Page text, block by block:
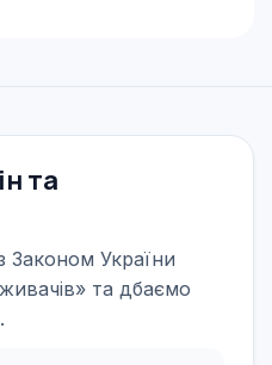
та
Законом України
та дбаємо